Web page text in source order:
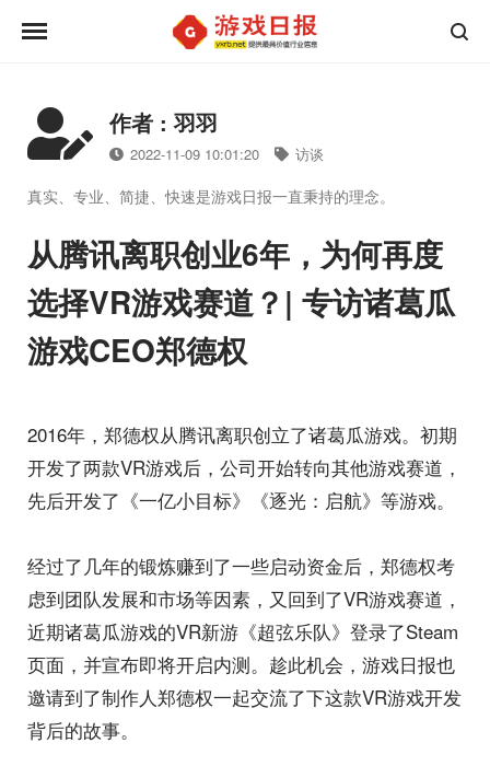
作者 : 羽羽
2022-11-09 10:01:20 访谈
真实、专业、简捷、快速是游戏日报一直秉持的理念。
从腾讯离职创业6年，为何再度
选择VR游戏赛道？| 专访诸葛瓜
游戏CEO郑德权
2016年，郑德权从腾讯离职创立了诸葛瓜游戏。初期
开发了两款VR游戏后，公司开始转向其他游戏赛道，
先后开发了《一亿小目标》《逐光：启航》等游戏。
经过了几年的锻炼赚到了一些启动资金后，郑德权考
虑到团队发展和市场等因素，又回到了VR游戏赛道，
近期诸葛瓜游戏的VR新游《超弦乐队》登录了Steam
页面，并宣布即将开启内测。趁此机会，游戏日报也
邀请到了制作人郑德权一起交流了下这款VR游戏开发
背后的故事。